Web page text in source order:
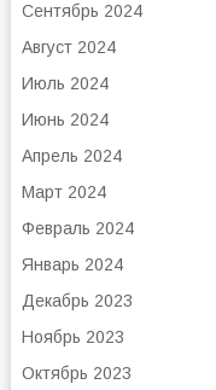
Сентябрь 2024
Август 2024
Июль 2024
Июнь 2024
Апрель 2024
Март 2024
Февраль 2024
Январь 2024
Декабрь 2023
Ноябрь 2023
Октябрь 2023